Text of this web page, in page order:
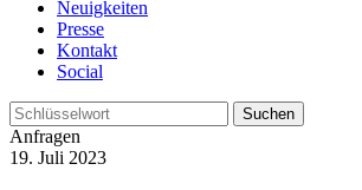
Neuigkeiten
Presse
Kontakt
Social
Suchen
Anfragen
19. Juli 2023